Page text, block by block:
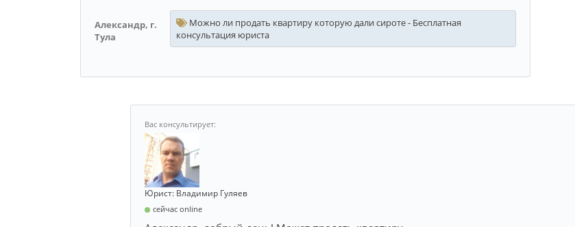
Александр, г.
Тула
Можно ли продать квартиру которую дали сироте - Бесплатная
консультация юриста
Юрист: Владимир Гуляев
сейчас online